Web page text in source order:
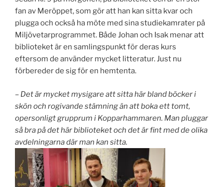
fan av Meröppet, som gör att han kan sitta kvar och
plugga och också ha möte med sina studiekamrater på
Miljövetarprogrammet. Både Johan och Isak menar att
biblioteket är en samlingspunkt för deras kurs
eftersom de använder mycket litteratur. Just nu
förbereder de sig för en hemtenta.
– Det är mycket mysigare att sitta här bland böcker i
skön och rogivande stämning än att boka ett tomt,
opersonligt grupprum i Kopparhammaren. Man pluggar
så bra på det här biblioteket och det är fint med de olika
avdelningarna där man kan sitta.